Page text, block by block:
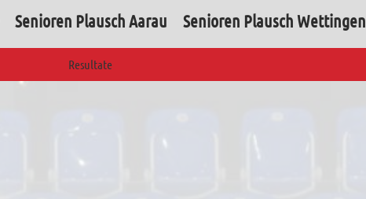
Senioren Plausch Aarau Senioren Plausch Wettingen
Resultate